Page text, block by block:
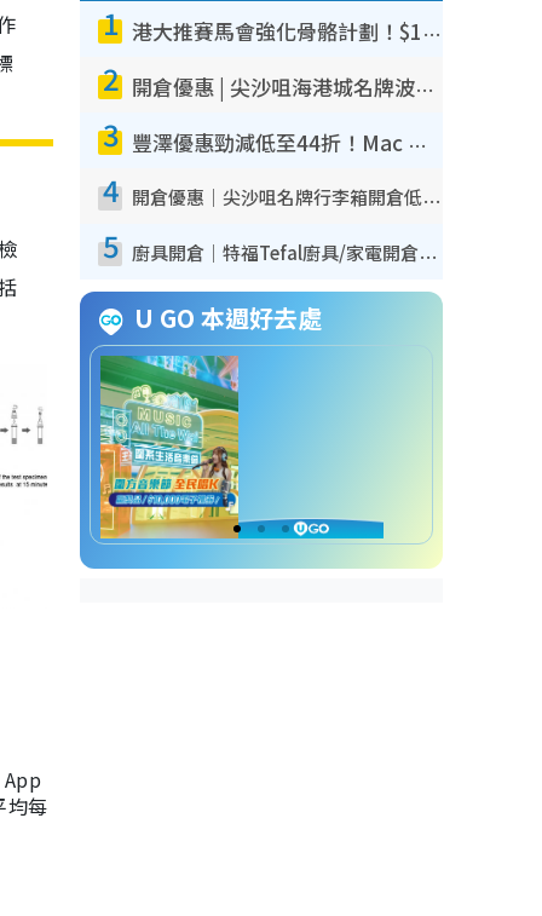
均每
1 港大推賽馬會強化骨骼計劃！$100骨質密度X光檢查 完成免費運動訓練送超市禮券！附參加資格
2 開倉優惠 | 尖沙咀海港城名牌波鞋開倉低至1折！On鞋$899起／Joy&Peace鞋履$98起
3 豐澤優惠勁減低至44折！Mac mini/iPhone17Pro大減價！廚房家電$220起
4 開倉優惠｜尖沙咀名牌行李箱開倉低至4折！一連5日 American Tourister/ace./Hallmark $200起！
5 廚具開倉｜特福Tefal廚具/家電開倉低至3折！$220起買平底鍋/炒鑊/湯煲！電飯煲/吸塵機/燙斗$418起
U GO 本週好去處